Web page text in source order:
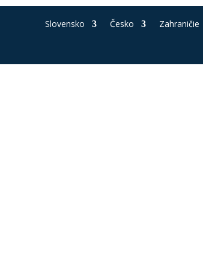
Slovensko Česko Zahraničie